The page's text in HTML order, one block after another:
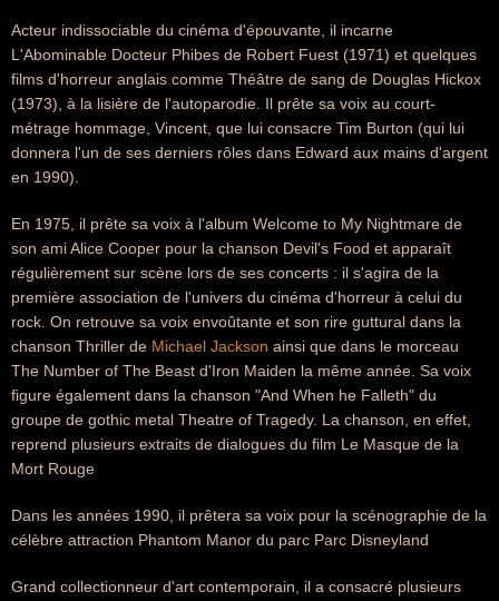
Acteur indissociable du cinéma d'épouvante, il incarne
L'Abominable Docteur Phibes de Robert Fuest (1971) et quelques
films d'horreur anglais comme Théâtre de sang de Douglas Hickox
(1973), à la lisière de l'autoparodie. Il prête sa voix au court-
métrage hommage, Vincent, que lui consacre Tim Burton (qui lui
donnera l'un de ses derniers rôles dans Edward aux mains d'argent
en 1990).
En 1975, il prête sa voix à l'album Welcome to My Nightmare de
son ami Alice Cooper pour la chanson Devil's Food et apparaît
régulièrement sur scène lors de ses concerts : il s'agira de la
première association de l'univers du cinéma d'horreur à celui du
rock. On retrouve sa voix envoûtante et son rire guttural dans la
chanson Thriller de Michael Jackson ainsi que dans le morceau
The Number of The Beast d'Iron Maiden la même année. Sa voix
figure également dans la chanson "And When he Falleth" du
groupe de gothic metal Theatre of Tragedy. La chanson, en effet,
reprend plusieurs extraits de dialogues du film Le Masque de la
Mort Rouge
Dans les années 1990, il prêtera sa voix pour la scénographie de la
célèbre attraction Phantom Manor du parc Parc Disneyland
Grand collectionneur d'art contemporain, il a consacré plusieurs